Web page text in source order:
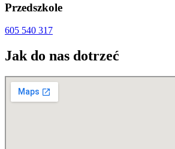
Przedszkole
605 540 317
Jak do nas dotrzeć